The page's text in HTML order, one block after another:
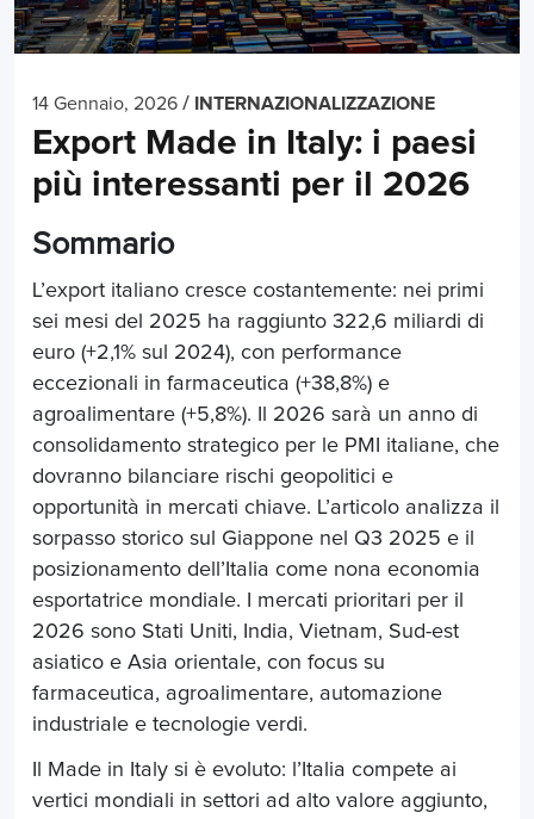
14 Gennaio, 2026 / INTERNAZIONALIZZAZIONE
Export Made in Italy: i paesi
più interessanti per il 2026
Sommario
L’export italiano cresce costantemente: nei primi
sei mesi del 2025 ha raggiunto 322,6 miliardi di
euro (+2,1% sul 2024), con performance
eccezionali in farmaceutica (+38,8%) e
agroalimentare (+5,8%). Il 2026 sarà un anno di
consolidamento strategico per le PMI italiane, che
dovranno bilanciare rischi geopolitici e
opportunità in mercati chiave. L’articolo analizza il
sorpasso storico sul Giappone nel Q3 2025 e il
posizionamento dell’Italia come nona economia
esportatrice mondiale. I mercati prioritari per il
2026 sono Stati Uniti, India, Vietnam, Sud-est
asiatico e Asia orientale, con focus su
farmaceutica, agroalimentare, automazione
industriale e tecnologie verdi.
Il Made in Italy si è evoluto: l’Italia compete ai
vertici mondiali in settori ad alto valore aggiunto,